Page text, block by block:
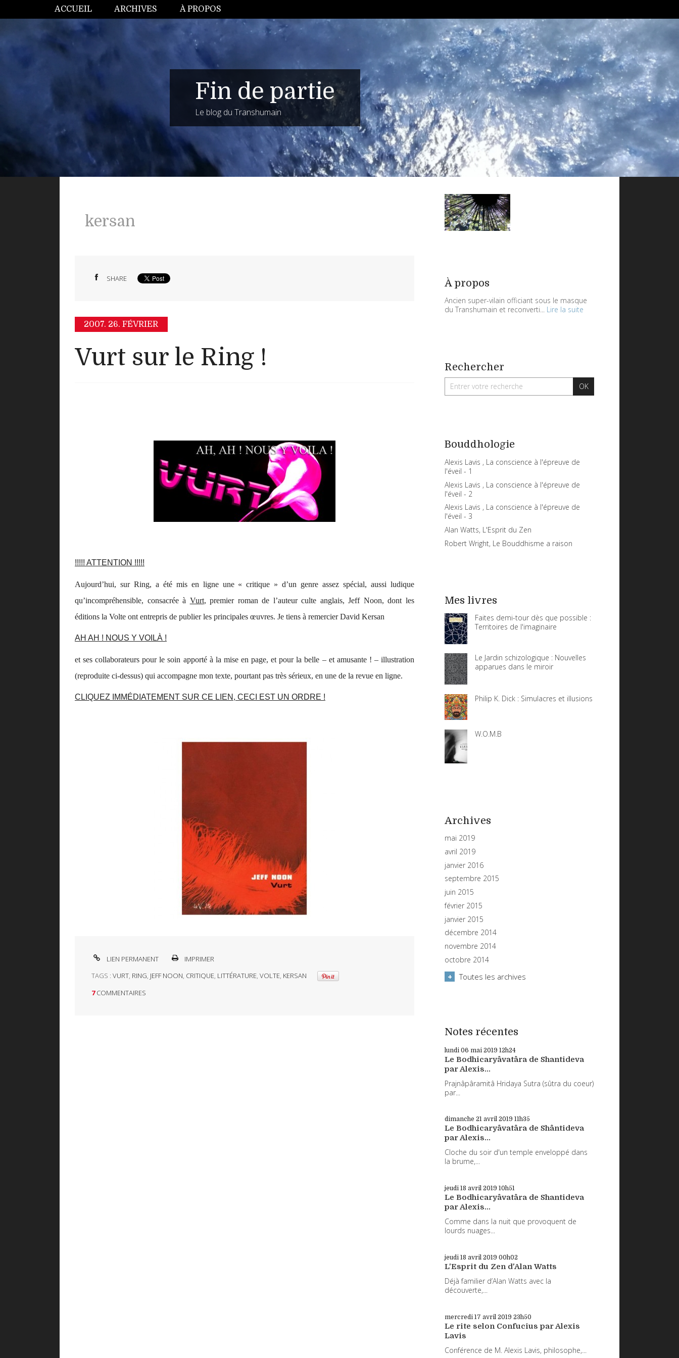
ACCUEIL ARCHIVES À PROPOS
Fin de partie
Le blog du Transhumain
kersan
SHARE
2007. 26. FÉVRIER
Vurt sur le Ring !
!!!!! ATTENTION !!!!!
Aujourd’hui, sur Ring, a été mis en ligne une « critique » d’un genre assez spécial, aussi ludique
qu’incompréhensible, consacrée à Vurt, premier roman de l’auteur culte anglais, Jeff Noon, dont les
éditions la Volte ont entrepris de publier les principales œuvres. Je tiens à remercier David Kersan
AH AH ! NOUS Y VOILÀ !
et ses collaborateurs pour le soin apporté à la mise en page, et pour la belle – et amusante ! – illustration
(reproduite ci-dessus) qui accompagne mon texte, pourtant pas très sérieux, en une de la revue en ligne.
CLIQUEZ IMMÉDIATEMENT SUR CE LIEN, CECI EST UN ORDRE !
LIEN PERMANENT
IMPRIMER
TAGS : VURT, RING, JEFF NOON, CRITIQUE, LITTÉRATURE, VOLTE, KERSAN
7 COMMENTAIRES
À propos
Ancien super-vilain officiant sous le masque
du Transhumain et reconverti... Lire la suite
Rechercher
Bouddhologie
Alexis Lavis , La conscience à l'épreuve de
l'éveil - 1
Alexis Lavis , La conscience à l'épreuve de
l'éveil - 2
Alexis Lavis , La conscience à l'épreuve de
l'éveil - 3
Alan Watts, L'Esprit du Zen
Robert Wright, Le Bouddhisme a raison
Mes livres
Faites demi-tour dès que possible :
Territoires de l'imaginaire
Le Jardin schizologique : Nouvelles
apparues dans le miroir
Philip K. Dick : Simulacres et illusions
W.O.M.B
Archives
mai 2019
avril 2019
janvier 2016
septembre 2015
juin 2015
février 2015
janvier 2015
décembre 2014
novembre 2014
octobre 2014
Toutes les archives
Notes récentes
lundi 06 mai 2019 12h24
Le Bodhicaryâvatâra de Shantideva
par Alexis...
Prajnâpâramitâ Hridaya Sutra (sûtra du coeur)
par...
dimanche 21 avril 2019 11h35
Le Bodhicaryâvatâra de Shântideva
par Alexis...
Cloche du soir d'un temple enveloppé dans
la brume,...
jeudi 18 avril 2019 10h51
Le Bodhicaryâvatâra de Shantideva
par Alexis...
Comme dans la nuit que provoquent de
lourds nuages...
jeudi 18 avril 2019 00h02
L'Esprit du Zen d'Alan Watts
Déjà familier d’Alan Watts avec la
découverte,...
mercredi 17 avril 2019 23h50
Le rite selon Confucius par Alexis
Lavis
Conférence de M. Alexis Lavis, philosophe,...